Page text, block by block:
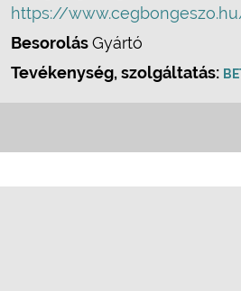
https://
BesorolásGyártó
Tevékenység, szolgáltatás: